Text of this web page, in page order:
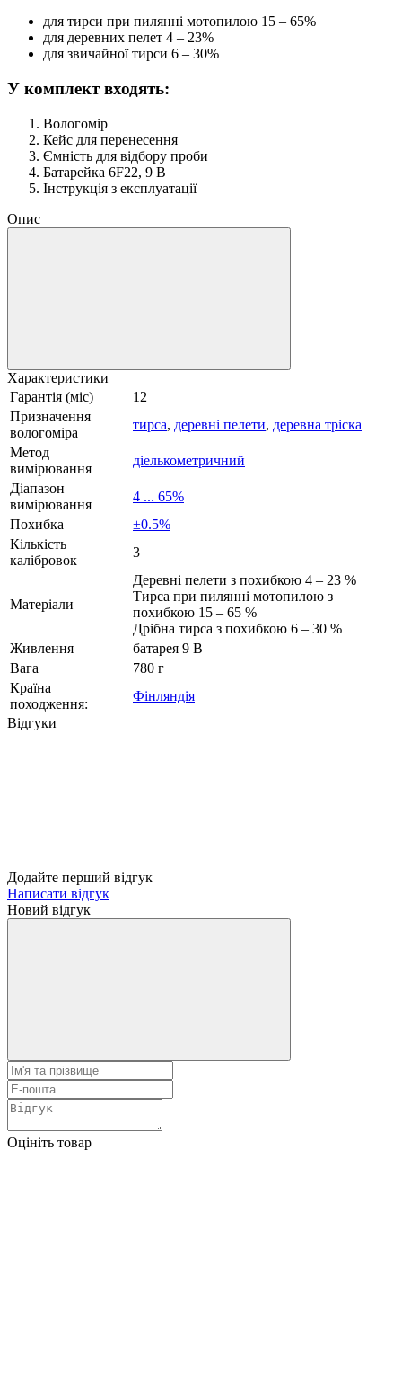
для тирси при пилянні мотопилою 15 – 65%
для деревних пелет 4 – 23%
для звичайної тирси 6 – 30%
У комплект входять:
Вологомір
Кейс для перенесення
Ємність для відбору проби
Батарейка 6F22, 9 В
Інструкція з експлуатації
Опис
Характеристики
Гарантія (міс)
12
Призначення
вологоміра
тирса, деревні пелети, деревна тріска
Метод
вимірювання
діелькометричний
Діапазон
вимірювання
4 ... 65%
Похибка
±0.5%
Кількість
калібровок
3
Матеріали
Деревні пелети з похибкою 4 – 23 %
Тирса при пилянні мотопилою з
похибкою 15 – 65 %
Дрібна тирса з похибкою 6 – 30 %
Живлення
батарея 9 В
Вага
780 г
Країна
походження:
Фінляндія
Відгуки
Додайте перший відгук
Написати відгук
Новий відгук
Оцініть товар